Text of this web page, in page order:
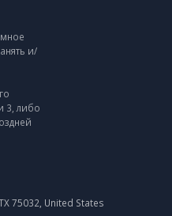
и/
3, либо
75032, United States